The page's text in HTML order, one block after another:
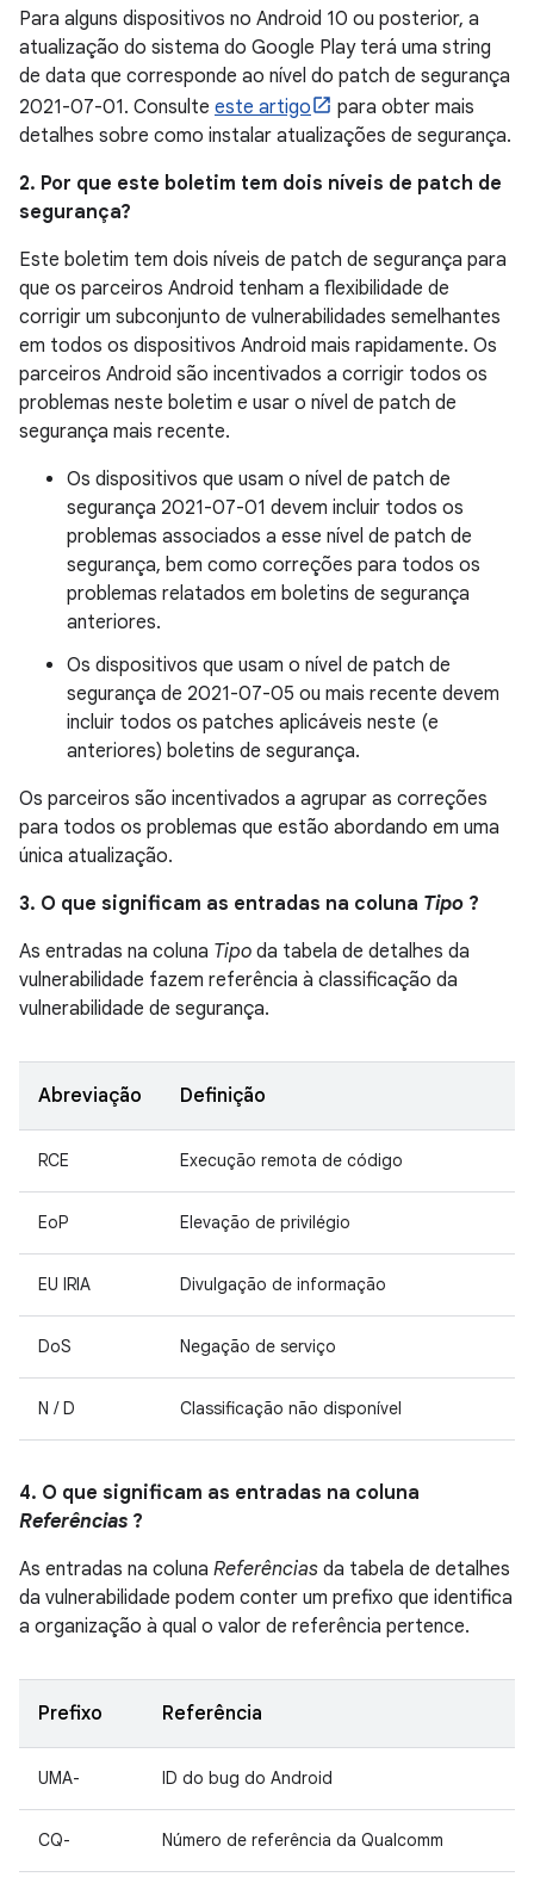
Para alguns dispositivos no Android 10 ou posterior, a
atualização do sistema do Google Play terá uma string
de data que corresponde ao nível do patch de segurança
2021-07-01. Consulte este artigo
para obter mais
detalhes sobre como instalar atualizações de segurança.
2. Por que este boletim tem dois níveis de patch de
segurança?
Este boletim tem dois níveis de patch de segurança para
que os parceiros Android tenham a flexibilidade de
corrigir um subconjunto de vulnerabilidades semelhantes
em todos os dispositivos Android mais rapidamente. Os
parceiros Android são incentivados a corrigir todos os
problemas neste boletim e usar o nível de patch de
segurança mais recente.
Os dispositivos que usam o nível de patch de
segurança 2021-07-01 devem incluir todos os
problemas associados a esse nível de patch de
segurança, bem como correções para todos os
problemas relatados em boletins de segurança
anteriores.
Os dispositivos que usam o nível de patch de
segurança de 2021-07-05 ou mais recente devem
incluir todos os patches aplicáveis ​​neste (e
anteriores) boletins de segurança.
Os parceiros são incentivados a agrupar as correções
para todos os problemas que estão abordando em uma
única atualização.
3. O que significam as entradas na coluna Tipo ?
As entradas na coluna Tipo da tabela de detalhes da
vulnerabilidade fazem referência à classificação da
vulnerabilidade de segurança.
Abreviação Definição
RCE Execução remota de código
EoP Elevação de privilégio
EU IRIA Divulgação de informação
DoS Negação de serviço
N / D Classificação não disponível
4. O que significam as entradas na coluna
Referências ?
As entradas na coluna Referências da tabela de detalhes
da vulnerabilidade podem conter um prefixo que identifica
a organização à qual o valor de referência pertence.
Prefixo Referência
UMA- ID do bug do Android
CQ- Número de referência da Qualcomm